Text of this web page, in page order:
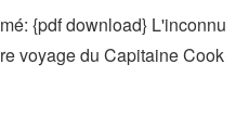
{pdf download} L'inconnu
voyage du Capitaine Cook